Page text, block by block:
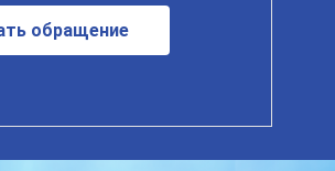
обращение